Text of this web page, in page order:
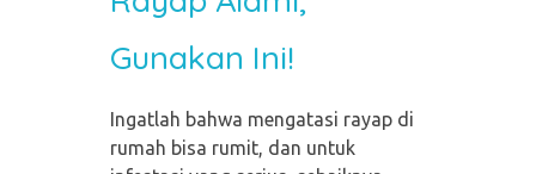
Gunakan Ini!
Ingatlah bahwa mengatasi rayap di
rumah bisa rumit, dan untuk